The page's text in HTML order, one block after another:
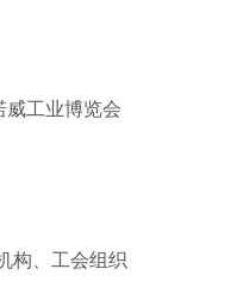
工业博览会
构、工会组织